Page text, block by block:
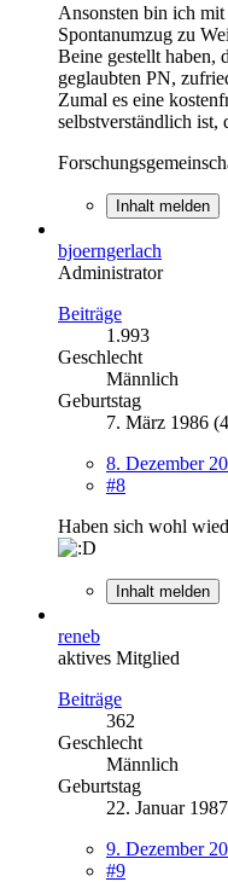
Ansonsten bin ich
Spontanumzug zu
Beine gestellt haben,
geglaubten PN,
Zumal es eine
selbstverständlich ist,
Inhalt melden
bjoerngerlach
Administrator
Beiträge
1.993
Geschlecht
Männlich
Geburtstag
7. März 1986
8. Dezember
#8
Haben sich wohl
Inhalt melden
reneb
aktives Mitglied
Beiträge
362
Geschlecht
Männlich
Geburtstag
22. Januar
9. Dezember
#9